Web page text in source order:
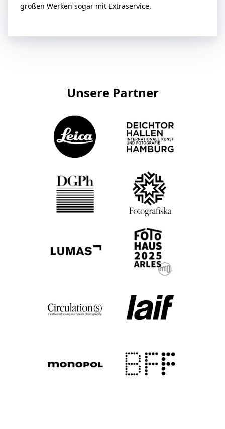
großen Werken sogar mit Extraservice.
Unsere Partner